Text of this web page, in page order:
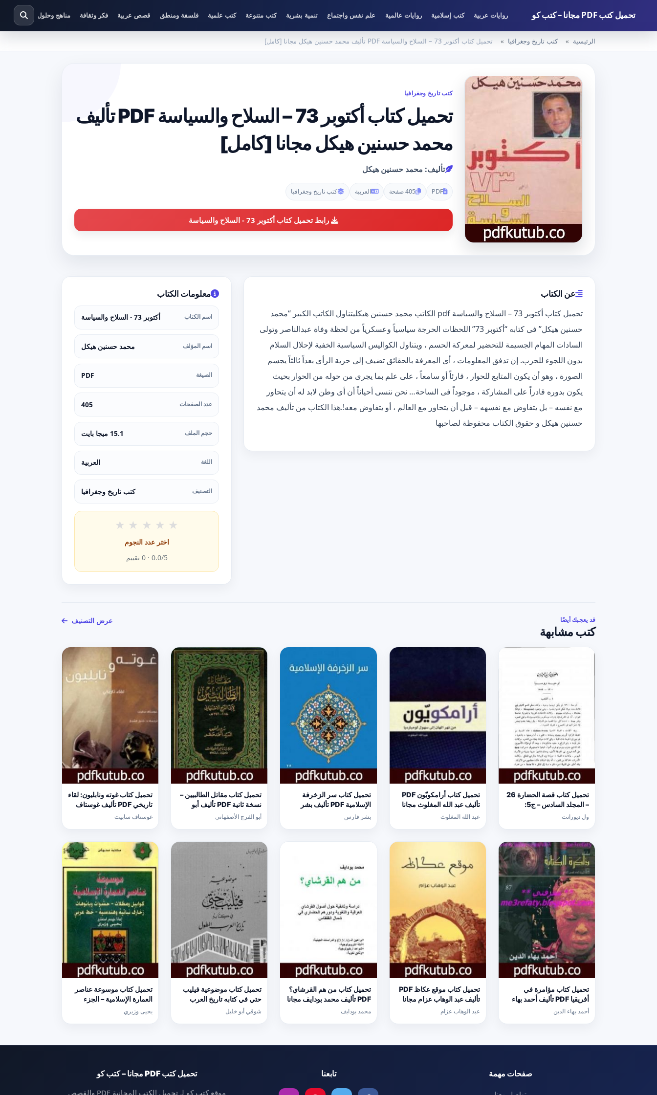
تحميل كتب PDF مجانا – كتب كو روايات عربية كتب إسلامية روايات عالمية علم نفس واجتماع تنمية بشرية كتب متنوعة كتب علمية فلسفة ومنطق قصص عربية فكر وثقافة مناهج وحلول دراسية
الرئيسية كتب تاريخ وجغرافيا تحميل كتاب أكتوبر 73 – السلاح والسياسة PDF تأليف محمد حسنين هيكل مجانا [كامل]
كتب تاريخ وجغرافيا
تحميل كتاب أكتوبر 73 – السلاح والسياسة PDF تأليف
محمد حسنين هيكل مجانا [كامل]
تأليف: محمد حسنين هيكل
PDF 405 صفحة العربية كتب تاريخ وجغرافيا
رابط تحميل كتاب أكتوبر 73 - السلاح والسياسة
عن الكتاب
تحميل كتاب أكتوبر 73 – السلاح والسياسة pdf الكاتب محمد حسنين هيكليتناول الكاتب الكبير “محمد
حسنين هيكل” فى كتابه “أكتوبر 73” اللحظات الحرجة سياسياً وعسكرياً من لحظة وفاة عبدالناصر وتولى
السادات المهام الجسيمة للتحضير لمعركة الحسم ، ويتناول الكواليس السياسية الخفية لإحلال السلام
بدون اللجوء للحرب. إن تدفق المعلومات ، أى المعرفة بالحقائق تضيف إلى حرية الرأى بعداً ثالثاً يجسم
الصورة ، وهو أن يكون المتابع للحوار ، قارئاً أو سامعاً ، على علم بما يجرى من حوله من الحوار بحيث
يكون بدوره قادراً على المشاركة ، موجوداً فى الساحة… نحن ننسى أحياناً أن أى وطن لابد له أن يتحاور
مع نفسه – بل يتفاوض مع نفسهه – قبل أن يتحاور مع العالم ، أو يتفاوض معه!.هذا الكتاب من تأليف محمد
حسنين هيكل و حقوق الكتاب محفوظة لصاحبها
معلومات الكتاب
اسم الكتاب أكتوبر 73 - السلاح والسياسة
اسم المؤلف محمد حسنين هيكل
الصيغة PDF
عدد الصفحات 405
حجم الملف 15.1 ميجا بايت
اللغة العربية
التصنيف كتب تاريخ وجغرافيا
★ ★ ★ ★ ★
اختر عدد النجوم
0.0/5 ·
0 تقييم
قد يعجبك أيضًا
كتب مشابهة
عرض التصنيف
تحميل كتاب قصة الحضارة 26
– المجلد السادس – ج5:
ول ديورانت
تحميل كتاب أرامكويّون PDF
تأليف عبد الله المغلوث مجانا
[كامل]
عبد الله المغلوث
تحميل كتاب سر الزخرفة
الإسلامية PDF تأليف بشر
فارس مجانا [كامل]
بشر فارس
تحميل كتاب مقاتل الطالبيين –
نسخة ثانية PDF تأليف أبو
الفرج الأصفهاني مجانا [كامل]
أبو الفرج الأصفهاني
تحميل كتاب غوته ونابليون: لقاء
تاريخي PDF تأليف غوستاف
سابيت مجانا [كامل]
غوستاف سابيت
تحميل كتاب مؤامرة في
أفريقيا PDF تأليف أحمد بهاء
الدين مجانا [كامل]
أحمد بهاء الدين
تحميل كتاب موقع عكاظ PDF
تأليف عبد الوهاب عزام مجانا
[كامل]
عبد الوهاب عزام
تحميل كتاب من هم القرشاي؟
PDF تأليف محمد بودايف مجانا
محمد بودايف
تحميل كتاب موضوعية فيليب
حتي في كتابه تاريخ العرب
شوقي أبو خليل
تحميل كتاب موسوعة عناصر
العمارة الإسلامية – الجزء
يحيى وزيري
صفحات مهمة تابعنا
تحميل كتب PDF مجانا – كتب كو
موقع كتب كو لـ تحميل الكتب المجانية PDF والقصص